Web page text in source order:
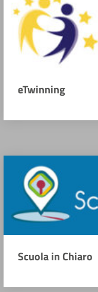
eTwinning
Scuola in Chiaro